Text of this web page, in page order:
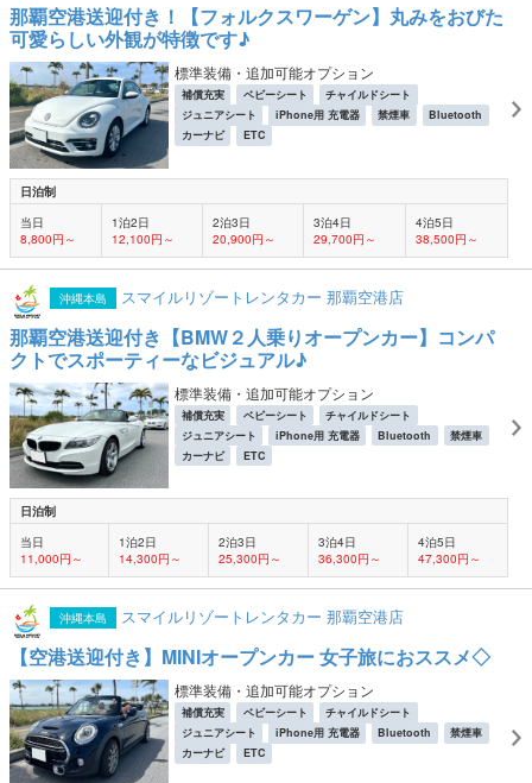
那覇空港送迎付き！【フォルクスワーゲン】丸みをおびた
可愛らしい外観が特徴です♪
標準装備・追加可能オプション
補償充実 ベビーシート
チャイルドシート
ジュニアシート
iPhone用 充電器 禁煙車
Bluetooth
カーナビ
ETC
日泊制
当日
8,800円～
1泊2日
12,100円～
2泊3日
20,900円～
3泊4日
29,700円～
4泊5日
38,500円～
沖縄本島 スマイルリゾートレンタカー 那覇空港店
那覇空港送迎付き【BMW２人乗りオープンカー】コンパ
クトでスポーティーなビジュアル♪
標準装備・追加可能オプション
補償充実 ベビーシート
チャイルドシート
ジュニアシート
iPhone用 充電器 Bluetooth
禁煙車
カーナビ
ETC
日泊制
当日
11,000円～
1泊2日
14,300円～
2泊3日
25,300円～
3泊4日
36,300円～
4泊5日
47,300円～
沖縄本島 スマイルリゾートレンタカー 那覇空港店
【空港送迎付き】MINIオープンカー 女子旅におススメ◇
標準装備・追加可能オプション
補償充実 ベビーシート
チャイルドシート
ジュニアシート
iPhone用 充電器 Bluetooth
禁煙車
カーナビ
ETC